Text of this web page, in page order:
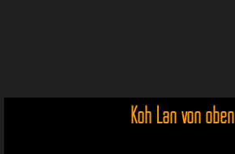
Koh Lan von oben